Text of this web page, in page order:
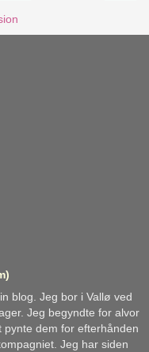
blog. Jeg bor i Vallø ved
Jeg begyndte for alvor
dem for efterhånden
Jeg har siden